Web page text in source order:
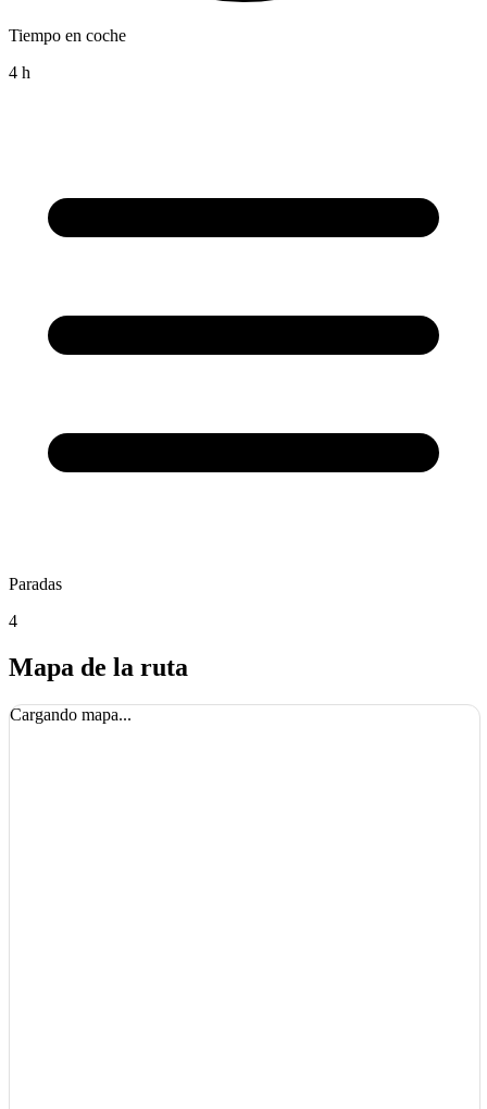
Tiempo en coche
4 h
Paradas
4
Mapa de la ruta
Cargando mapa...